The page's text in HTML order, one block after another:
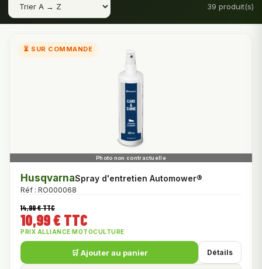
39 produit(s)
⏳ SUR COMMANDE
HusqvarnaSpray d'entretien Automower®
Réf : RO000068
14,99 € TTC
10,99 € TTC
PRIX ALLIANCE MOTOCULTURE
🛒 Ajouter au panier Détails